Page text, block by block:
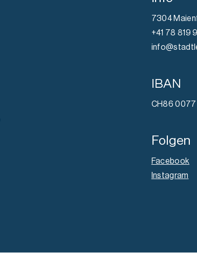
7304
+41 78 819
IBAN
CH86
Folgen
Facebook
Instagram